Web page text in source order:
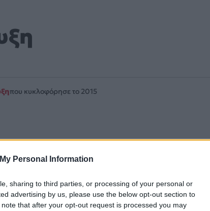
Personal Information
sharing to third parties, or processing of your personal or
advertising by us, please use the below opt-out section to
that after your opt-out request is processed you may
που κυκλοφόρησε το 2015
Latin, Blues, Pop, Folk, World, & Country.